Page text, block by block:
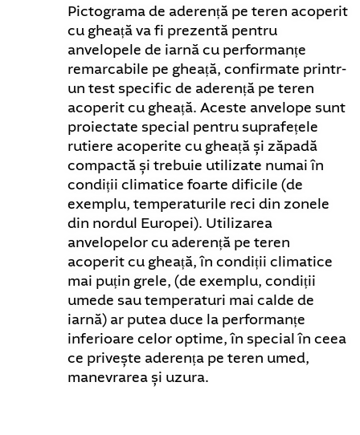
Pictograma de aderență pe teren acoperit
cu gheață va fi prezentă pentru
anvelopele de iarnă cu performanțe
remarcabile pe gheață, confirmate printr-
un test specific de aderență pe teren
acoperit cu gheață. Aceste anvelope sunt
proiectate special pentru suprafețele
rutiere acoperite cu gheață și zăpadă
compactă și trebuie utilizate numai în
condiții climatice foarte dificile (de
exemplu, temperaturile reci din zonele
din nordul Europei). Utilizarea
anvelopelor cu aderență pe teren
acoperit cu gheață, în condiții climatice
mai puțin grele, (de exemplu, condiții
umede sau temperaturi mai calde de
iarnă) ar putea duce la performanțe
inferioare celor optime, în special în ceea
ce privește aderența pe teren umed,
manevrarea și uzura.